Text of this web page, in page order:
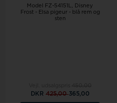
Model FZ-54151L
Disney
Frost - Elsa pigeur - blå rem og
sten
DKR 425,00365,00